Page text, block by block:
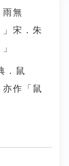
雨無
宋．朱
．鼠
作「鼠